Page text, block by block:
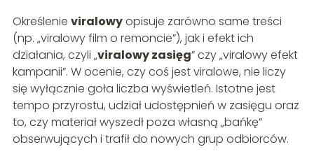
Określenie viralowyopisuje zarówno same treści
(np. „viralowy film o remoncie”), jak i efekt ich
działania, czyli „viralowy zasięg” czy „viralowy efekt
kampanii”. W ocenie, czy coś jest viralowe, nie liczy
się wyłącznie goła liczba wyświetleń. Istotne jest
tempo przyrostu, udział udostępnień w zasięgu oraz
to, czy materiał wyszedł poza własną „bańkę”
obserwujących i trafił do nowych grup odbiorców.